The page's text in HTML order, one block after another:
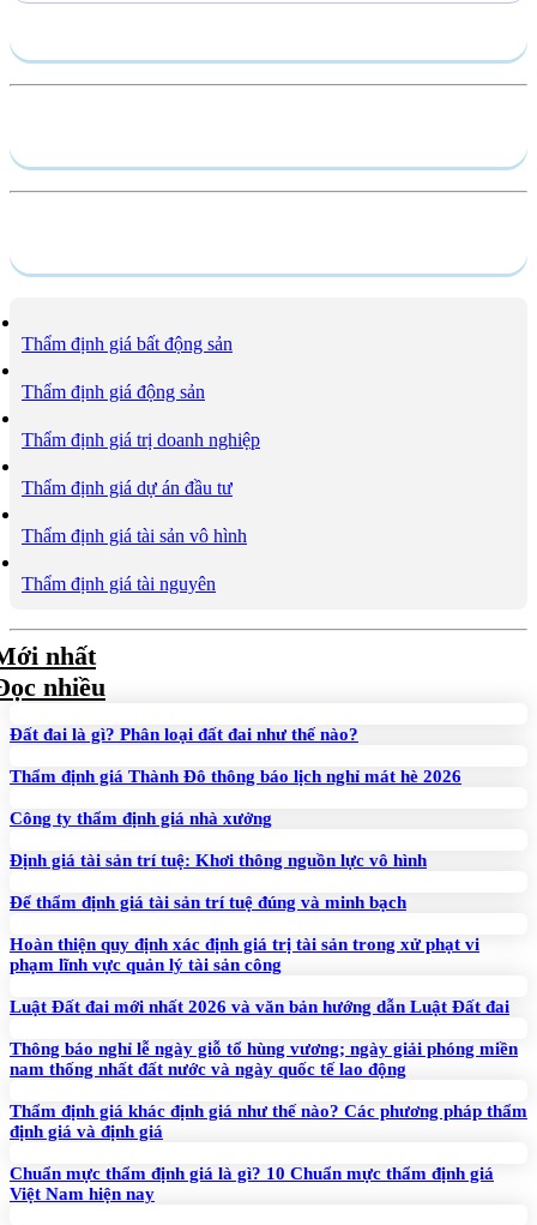
Thẩm định giá bất động sản
Thẩm định giá động sản
Thẩm định giá trị doanh nghiệp
Thẩm định giá dự án đầu tư
Thẩm định giá tài sản vô hình
Thẩm định giá tài nguyên
nhất
nhiều
Đất đai là gì? Phân loại đất đai như thế nào?
Thẩm định giá Thành Đô thông báo lịch nghỉ mát hè 2026
Công ty thẩm định giá nhà xưởng
Định giá tài sản trí tuệ: Khơi thông nguồn lực vô hình
Để thẩm định giá tài sản trí tuệ đúng và minh bạch
Hoàn thiện quy định xác định giá trị tài sản trong xử phạt vi
phạm lĩnh vực quản lý tài sản công
Luật Đất đai mới nhất 2026 và văn bản hướng dẫn Luật Đất đai
Thông báo nghỉ lễ ngày giỗ tổ hùng vương; ngày giải phóng miền
nam thống nhất đất nước và ngày quốc tế lao động
Thẩm định giá khác định giá như thế nào? Các phương pháp thẩm
định giá và định giá
Chuẩn mực thẩm định giá là gì? 10 Chuẩn mực thẩm định giá
Việt Nam hiện nay